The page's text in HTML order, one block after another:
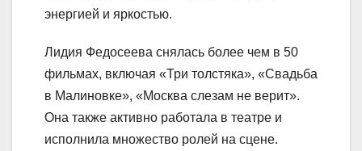
энергией и яркостью.
Лидия Федосеева снялась более чем в 50
фильмах, включая «Три толстяка», «Свадьба
в Малиновке», «Москва слезам не верит».
Она также активно работала в театре и
исполнила множество ролей на сцене.